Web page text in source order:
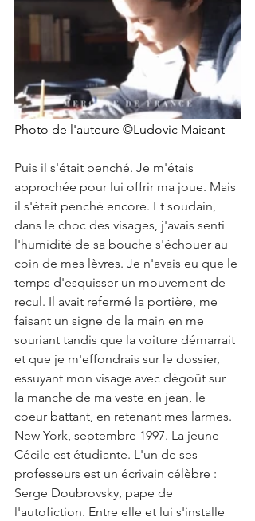
Photo de l'auteure ©Ludovic Maisant
Puis il s'était penché. Je m'étais
approchée pour lui offrir ma joue. Mais
il s'était penché encore. Et soudain,
dans le choc des visages, j'avais senti
l'humidité de sa bouche s'échouer au
coin de mes lèvres. Je n'avais eu que le
temps d'esquisser un mouvement de
recul. Il avait refermé la portière, me
faisant un signe de la main en me
souriant tandis que la voiture démarrait
et que je m'effondrais sur le dossier,
essuyant mon visage avec dégoût sur
la manche de ma veste en jean, le
coeur battant, en retenant mes larmes.
New York, septembre 1997. La jeune
Cécile est étudiante. L'un de ses
professeurs est un écrivain célèbre :
Serge Doubrovsky, pape de
l'autofiction. Entre elle et lui s'installe